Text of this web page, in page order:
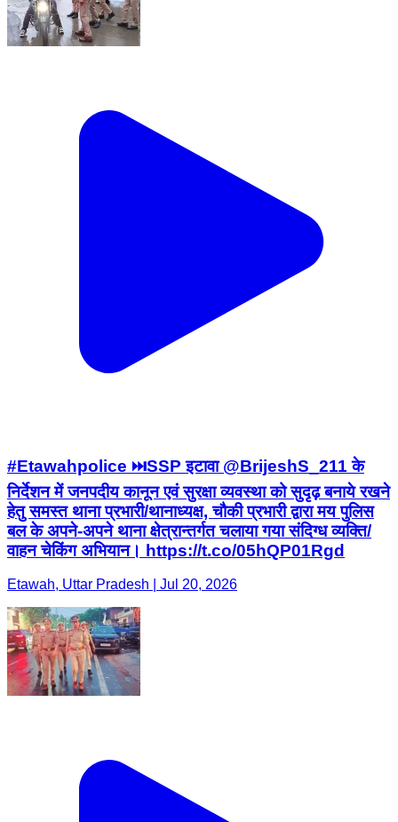
#Etawahpolice ⏭️SSP इटावा @BrijeshS_211 के
निर्देशन में जनपदीय कानून एवं सुरक्षा व्यवस्था को सुदृढ़ बनाये रखने
हेतु समस्त थाना प्रभारी/थानाध्यक्ष, चौकी प्रभारी द्वारा मय पुलिस
बल के अपने-अपने थाना क्षेत्रान्तर्गत चलाया गया संदिग्ध व्यक्ति/
वाहन चेकिंग अभियान। https://t.co/05hQP01Rgd
Etawah, Uttar Pradesh | Jul 20, 2026